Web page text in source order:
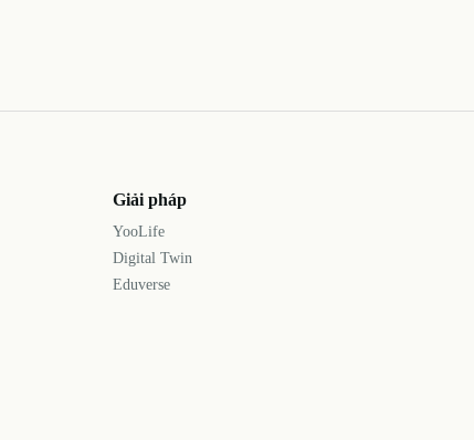
Giải pháp
YooLife
Digital Twin
Eduverse